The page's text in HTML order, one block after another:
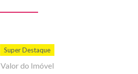
Super Destaque
Valor do Imóvel